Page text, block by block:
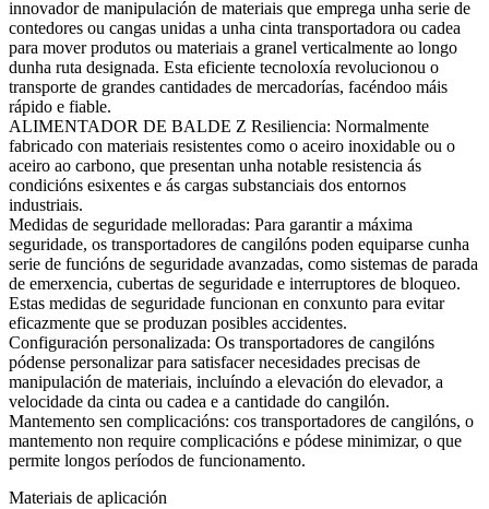
innovador de manipulación de materiais que emprega unha serie de
contedores ou cangas unidas a unha cinta transportadora ou cadea
para mover produtos ou materiais a granel verticalmente ao longo
dunha ruta designada. Esta eficiente tecnoloxía revolucionou o
transporte de grandes cantidades de mercadorías, facéndoo máis
rápido e fiable.
ALIMENTADOR DE BALDE Z Resiliencia: Normalmente
fabricado con materiais resistentes como o aceiro inoxidable ou o
aceiro ao carbono, que presentan unha notable resistencia ás
condicións esixentes e ás cargas substanciais dos entornos
industriais.
Medidas de seguridade melloradas: Para garantir a máxima
seguridade, os transportadores de cangilóns poden equiparse cunha
serie de funcións de seguridade avanzadas, como sistemas de parada
de emerxencia, cubertas de seguridade e interruptores de bloqueo.
Estas medidas de seguridade funcionan en conxunto para evitar
eficazmente que se produzan posibles accidentes.
Configuración personalizada: Os transportadores de cangilóns
pódense personalizar para satisfacer necesidades precisas de
manipulación de materiais, incluíndo a elevación do elevador, a
velocidade da cinta ou cadea e a cantidade do cangilón.
Mantemento sen complicacións: cos transportadores de cangilóns, o
mantemento non require complicacións e pódese minimizar, o que
permite longos períodos de funcionamento.
Materiais de aplicación